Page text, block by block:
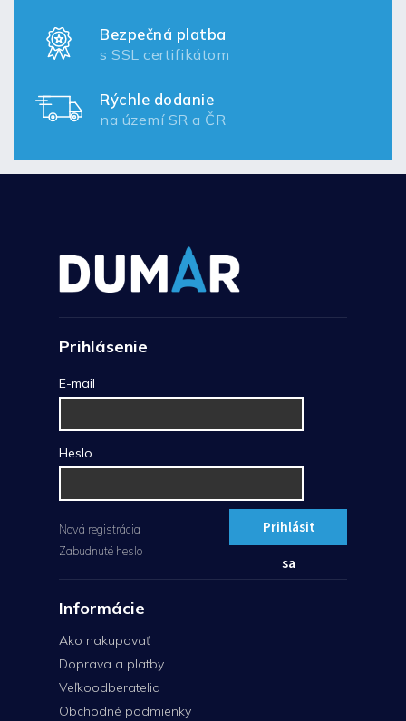
Bezpečná platba
s SSL certifikátom
Rýchle dodanie
na území SR a ČR
Prihlásenie
E-mail
Heslo
Prihlásiť
sa
Nová registrácia
Zabudnuté heslo
Informácie
Ako nakupovať
Doprava a platby
Veľkoodberatelia
Obchodné podmienky